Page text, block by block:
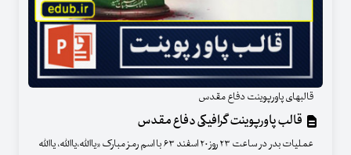
قالبهای پاورپوینت دفاع مقدس
قالب پاورپوینت گرافیکی دفاع مقدس
عملیات بدر در ساعت ‌۲۳ روز ‌۲۰ اسفند ۶۳ با اسم رمز مبارک «یاالله،یاالله، یاالله